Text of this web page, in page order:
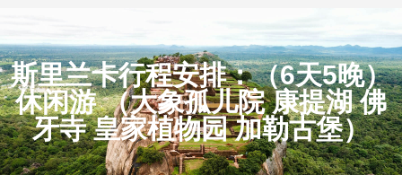
斯里兰卡行程安排：（6天5晚）
休闲游 （大象孤儿院 康提湖 佛
牙寺 皇家植物园 加勒古堡）